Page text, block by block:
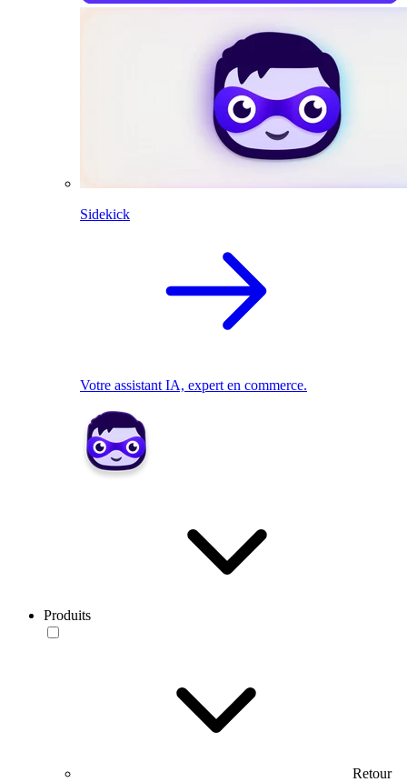
Sidekick
Votre assistant IA, expert en commerce.
Produits
Retour